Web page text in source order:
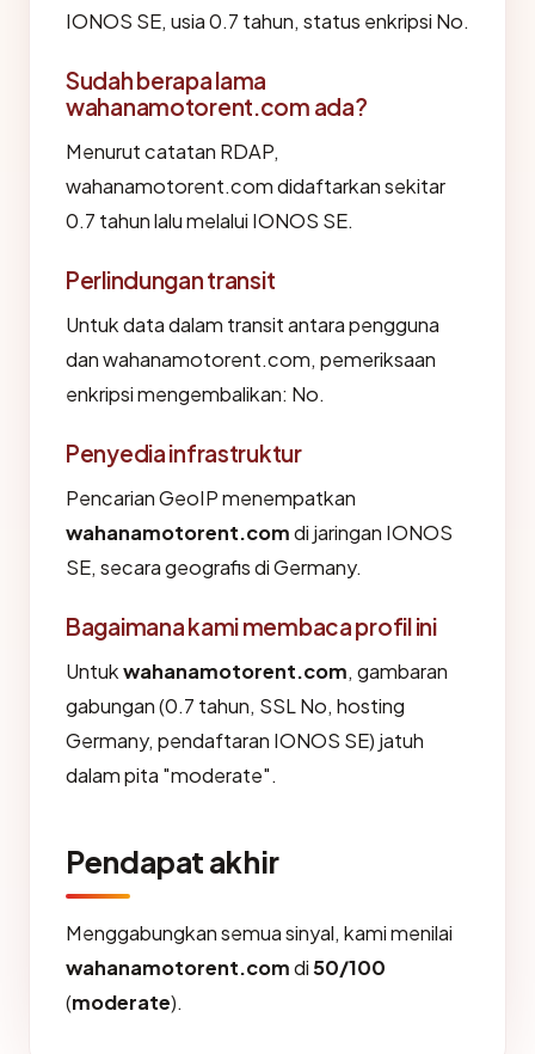
IONOS SE, usia 0.7 tahun, status enkripsi No.
Sudah berapa lama
wahanamotorent.com ada?
Menurut catatan RDAP,
wahanamotorent.com didaftarkan sekitar
0.7 tahun lalu melalui IONOS SE.
Perlindungan transit
Untuk data dalam transit antara pengguna
dan wahanamotorent.com, pemeriksaan
enkripsi mengembalikan: No.
Penyedia infrastruktur
Pencarian GeoIP menempatkan
wahanamotorent.comdi jaringan IONOS
SE, secara geografis di Germany.
Bagaimana kami membaca profil ini
Untukwahanamotorent.com, gambaran
gabungan (0.7 tahun, SSL No, hosting
Germany, pendaftaran IONOS SE) jatuh
dalam pita "moderate".
Pendapat akhir
Menggabungkan semua sinyal, kami menilai
wahanamotorent.comdi50/100
(moderate).